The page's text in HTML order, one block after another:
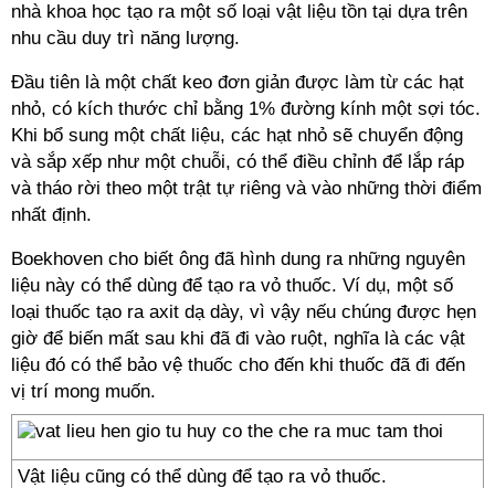
nhà khoa học tạo ra một số loại vật liệu tồn tại dựa trên
nhu cầu duy trì năng lượng.
Đầu tiên là một chất keo đơn giản được làm từ các hạt
nhỏ, có kích thước chỉ bằng 1% đường kính một sợi tóc.
Khi bổ sung một chất liệu, các hạt nhỏ sẽ chuyển động
và sắp xếp như một chuỗi, có thể điều chỉnh để lắp ráp
và tháo rời theo một trật tự riêng và vào những thời điểm
nhất định.
Boekhoven cho biết ông đã hình dung ra những nguyên
liệu này có thể dùng để tạo ra vỏ thuốc. Ví dụ, một số
loại thuốc tạo ra axit dạ dày, vì vậy nếu chúng được hẹn
giờ để biến mất sau khi đã đi vào ruột, nghĩa là các vật
liệu đó có thể bảo vệ thuốc cho đến khi thuốc đã đi đến
vị trí mong muốn.
Vật liệu cũng có thể dùng để tạo ra vỏ thuốc.